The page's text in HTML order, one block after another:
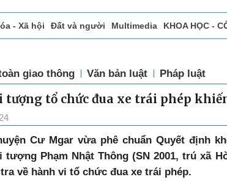
- Xã hội Đất và người Multimedia KHOA HỌC -
giao thông Văn bản luật Pháp luật
tượng tổ chức đua xe trái phép
Cư Mgar vừa phê chuẩn Quyết định
tượng Phạm Nhật Thông (SN 2001, trú xã
về hành vi tổ chức đua xe trái phép.